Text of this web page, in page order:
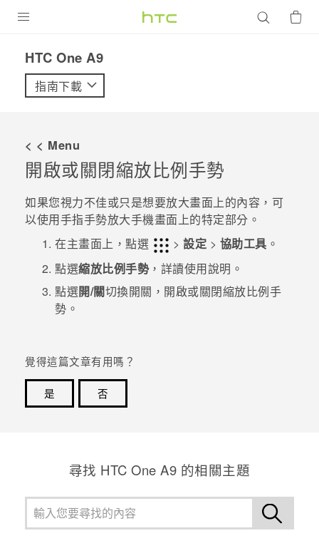
VIVE
優惠專區
焦點訊息
企業採購
銷售通路
支援服務
VIVELAND
HTC One A9‎
指南下載
< < Menu
開啟或關閉縮放比例手勢
如果您視力不佳或只是想要放大畫面上的內容，可
以使用手指手勢放大手機畫面上的特定部分。
在主畫面上，點選 > 設定 > 協助工具 。
點選縮放比例手勢，詳讀使用說明。
點選開/關切換開關，開啟或關閉縮放比例手
勢。
覺得這篇文章有用嗎？
是
否
尋找 HTC One A9 的相關主題